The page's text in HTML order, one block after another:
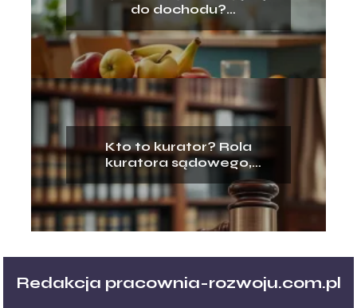
do dochodu?
Odpowiadamy na
najważniejsze pytania
Kto to kurator? Rola
kuratora sądowego,
rodzinnego i zawodowego
Redakcja pracownia-rozwoju.com.pl